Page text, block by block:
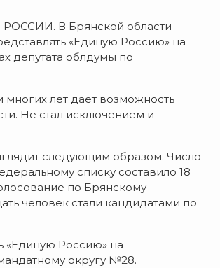
РОССИИ. В Брянской области
«Единую Россию» на
депутата облдумы по
лет дает возможность
Не стал исключением и
следующим образом. Число
списку составило 18
по Брянскому
человек стали кандидатами по
«Единую Россию» на
округу №28.